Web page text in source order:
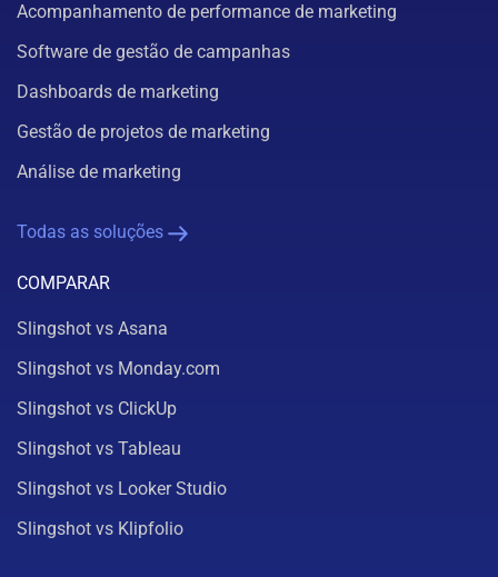
Acompanhamento de performance de marketing
Software de gestão de campanhas
Dashboards de marketing
Gestão de projetos de marketing
Análise de marketing
Todas as soluções
COMPARAR
Slingshot vs Asana
Slingshot vs Monday.com
Slingshot vs ClickUp
Slingshot vs Tableau
Slingshot vs Looker Studio
Slingshot vs Klipfolio